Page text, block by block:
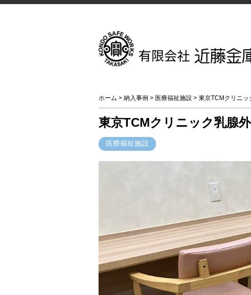
ホーム > 納入事例 > 医療福祉施設 > 東京TCMクリニ
東京TCMクリニック乳腺
医療福祉施設